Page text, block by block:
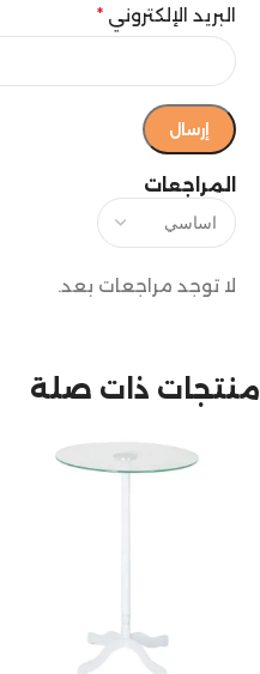
المراجعات
لا توجد مراجعات بعد.
البريد الإلكتروني *
منتجات ذات صلة